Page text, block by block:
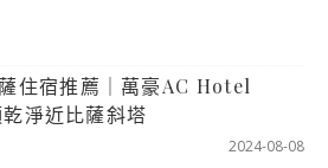
住宿推薦｜萬豪AC Hotel
淨近比薩斜塔
2024-08-08